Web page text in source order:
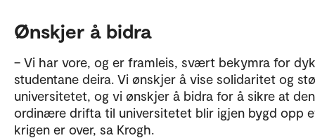
Ønskjer å bidra
– Vi har vore, og er framleis, svært bekymra for
studentane deira. Vi ønskjer å vise solidaritet og
universitetet, og vi ønskjer å bidra for å sikre at den
ordinære drifta til universitetet blir igjen bygd opp
krigen er over, sa Krogh.